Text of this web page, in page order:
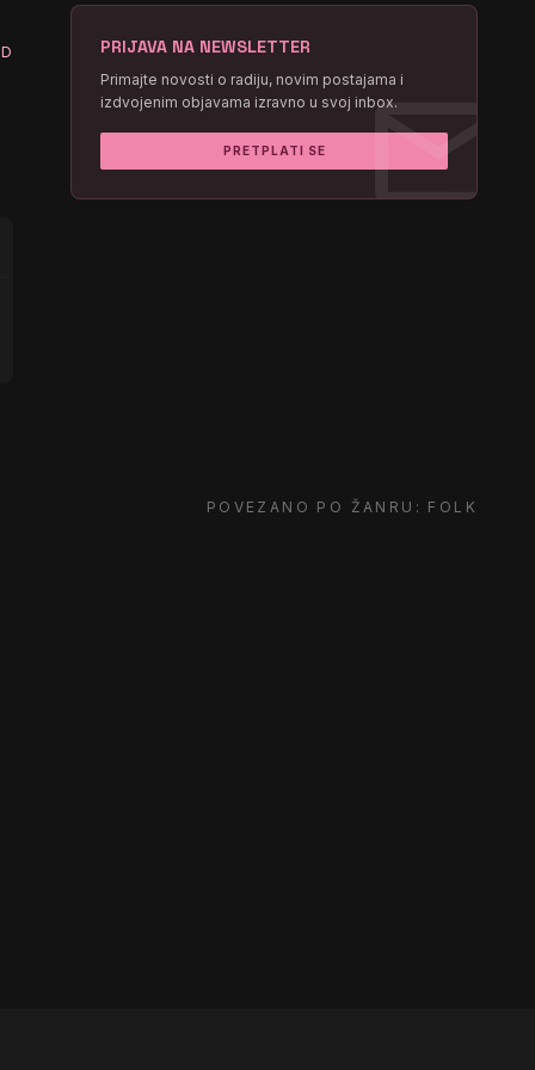
mail
PRIJAVA NA NEWSLETTER
Primajte novosti o radiju, novim postajama i
izdvojenim objavama izravno u svoj inbox.
PRETPLATI SE
POVEZANO PO ŽANRU: FOLK